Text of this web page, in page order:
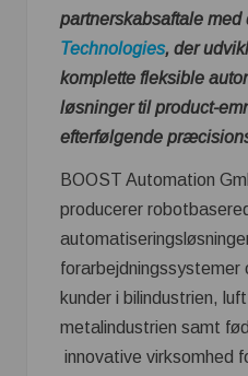
partnerskabsaftale med
Technologies, der
komplette fleksible
løsninger til product-
efterfølgende
BOOST Automation
producerer
forarbejdningssystemer
kunder i bilindustrien,
metalindustrien samt
innovative virksomhed